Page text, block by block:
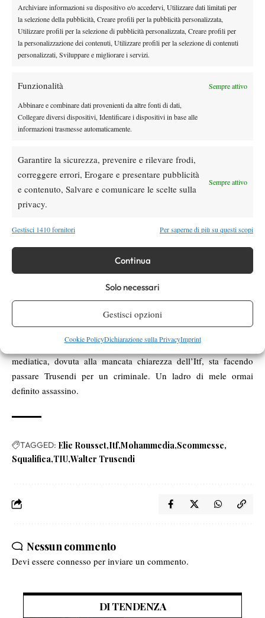
Archiviare informazioni su dispositivo e/o accedervi, Utilizzare dati limitati per
la selezione della pubblicità, Creare profili per la pubblicità personalizzata,
Utilizzare profili per la selezione di pubblicità personalizzata, Creare profili per
la personalizzazione dei contenuti, Utilizzare profili per la selezione di contenuti
personalizzati, Sviluppare e migliorare i servizi.
Funzionalità Sempre attivo
Abbinare e combinare dati provenienti da altre fonti di dati,
Collegare diversi dispositivi, Identificare i dispositivi in base alle
informazioni trasmesse automaticamente.
Garantire la sicurezza, prevenire e rilevare frodi,
correggere errori, Erogare e presentare pubblicità
e contenuto, Salvare e comunicare le scelte sulla
privacy.
Sempre attivo
Gestisci 1410 fornitori Per saperne di più su questi scopi
Continua
Solo necessari
Gestisci opzioni
Cookie PolicyDichiarazione sulla PrivacyImprint
squalifica da parte dell’Itf. Il supervisor del torneo non era stato
informato di nulla ed è stato lo stesso Trusendi a comunicare al
giudice il testo dell’email appena ricevuta. Il supervisor ha
quindi fatto notare a Trusendi che, se non avesse letto in tempo
Probabilmente la classifica dei due giocatori, ben oltre il numero
400 Atp, non ha permesso ai ragazzi di meritare una semplice
telefonata.
Trusendi e Rousset ma il menefreghismo dell’Itf rispetto alla
completezza di una notizia, legata alla stampa (soprattutto quella
la voglia di approfondire la notizia, hanno fatto sì che l’opinione
pubblica decretasse quest’oggi Walter Trusendi ed Elie Rousset
propri match” (come nell’immagine a destra tratta dal Corriere
dello Sport di oggi). Marco Crugnola, ex professionista e oggi
direttore di tornei challenger e futures, ha raccontato come
questa mattina in un circolo di Milano sia stato avvicinato da
alcune persone che gli hanno detto testualmente: “
inaccettabile. Il reato sportivo è stato commesso, ma la gogna
mediatica, dovuta alla mancata chiarezza dell’Itf, sta facendo
passare Trusendi per un criminale. Un ladro di mele ormai
definito assassino.
TAGGED: Elie Rousset Itf Mohammedia Scommesse
Squalifica TIU Walter Trusendi
Nessun commento
Devi essere connesso per inviare un commento.
DI TENDENZA